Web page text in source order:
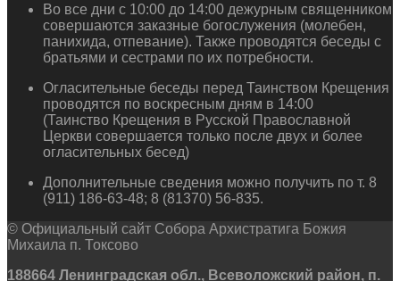
Во все дни с 10:00 до 14:00 дежурным священником
совершаются заказные богослужения (молебен,
панихида, отпевание). Также проводятся беседы с
братьями и сестрами по их потребности.
Огласительные беседы перед Таинством Крещения
проводятся по воскресным дням в 14:00
(Таинство Крещения в Русской Православной
Церкви совершается только после двух и более
огласительных бесед)
Дополнительные сведения можно получить по т. 8
(911) 186-63-48; 8 (81370) 56-835.
© Официальный сайт Собора Архистратига Божия
Михаила п. Токсово
188664 Ленинградская обл., Всеволожский район, п.